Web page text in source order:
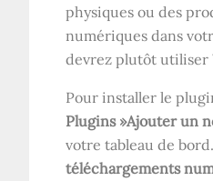
physiques ou des
numériques dans
devrez plutôt utiliser
Pour installer le
Plugins »Ajouter un
votre tableau de
téléchargements